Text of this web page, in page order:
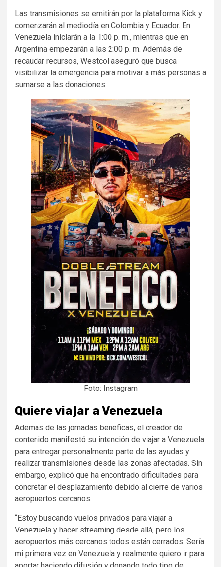
Las transmisiones se emitirán por la plataforma Kick y
comenzarán al mediodía en Colombia y Ecuador. En
Venezuela iniciarán a la 1:00 p. m., mientras que en
Argentina empezarán a las 2:00 p. m. Además de
recaudar recursos, Westcol aseguró que busca
visibilizar la emergencia para motivar a más personas a
sumarse a las donaciones.
Foto: Instagram
Quiere viajar a Venezuela
Además de las jornadas benéficas, el creador de
contenido manifestó su intención de viajar a Venezuela
para entregar personalmente parte de las ayudas y
realizar transmisiones desde las zonas afectadas. Sin
embargo, explicó que ha encontrado dificultades para
concretar el desplazamiento debido al cierre de varios
aeropuertos cercanos.
“Estoy buscando vuelos privados para viajar a
Venezuela y hacer streaming desde allá, pero los
aeropuertos más cercanos todos están cerrados. Sería
mi primera vez en Venezuela y realmente quiero ir para